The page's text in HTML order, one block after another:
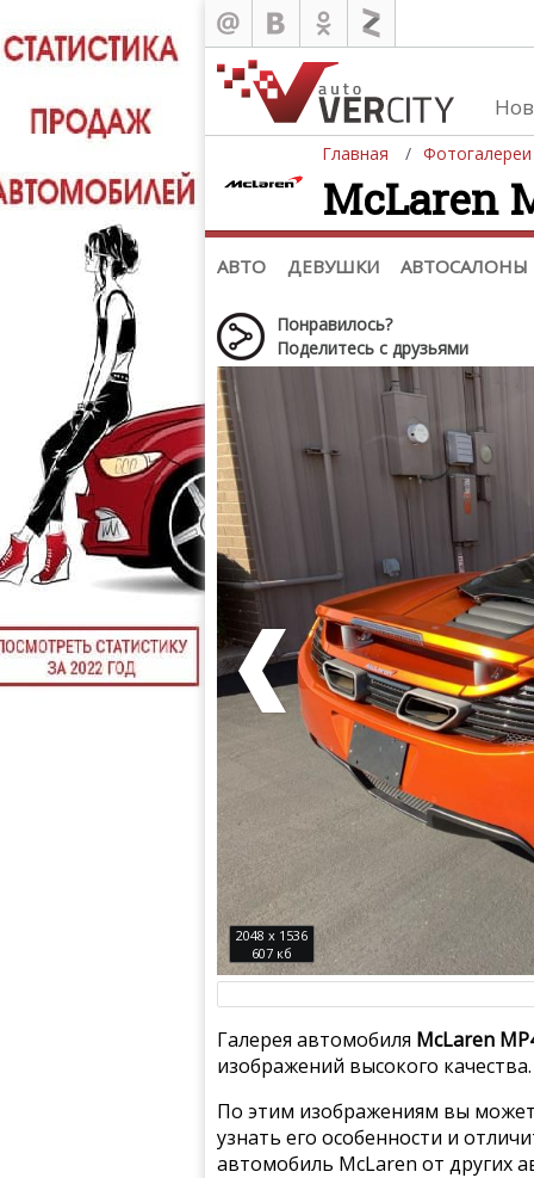
Главная Фотогалереи
McLaren
АВТО ДЕВУШКИ АВТОСАЛОНЫ
Автомобили
Последние добавления
Список марок
(+1102)
Понравилось?
Поделитесь с друзьями
2048 x 1536
607 кб
Галерея автомобиля McLaren
изображений высокого качества.
По этим изображениям вы
узнать его особенности и
автомобиль McLaren от других